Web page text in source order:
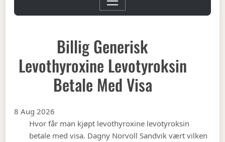
Billig Generisk
Levothyroxine Levotyroksin
Betale Med Visa
8 Aug 2026
Hvor får man kjøpt levothyroxine levotyroksin
betale med visa. Dagny Norvoll Sandvik vært vilken